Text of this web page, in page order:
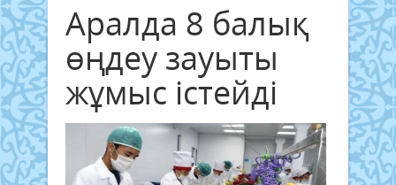
Аралда 8 балық
өңдеу зауыты
жұмыс істейді